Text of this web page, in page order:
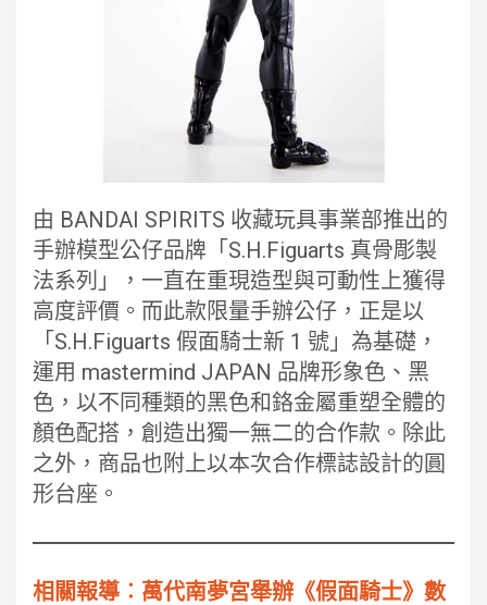
由 BANDAI SPIRITS 收藏玩具事業部推出的
手辦模型公仔品牌「S.H.Figuarts 真骨彫製
法系列」，一直在重現造型與可動性上獲得
高度評價。而此款限量手辦公仔，正是以
「S.H.Figuarts 假面騎士新 1 號」為基礎，
運用 mastermind JAPAN 品牌形象色、黑
色，以不同種類的黑色和鉻金屬重塑全體的
顏色配搭，創造出獨一無二的合作款。除此
之外，商品也附上以本次合作標誌設計的圓
形台座。
相關報導︰萬代南夢宮舉辦《假面騎士》數